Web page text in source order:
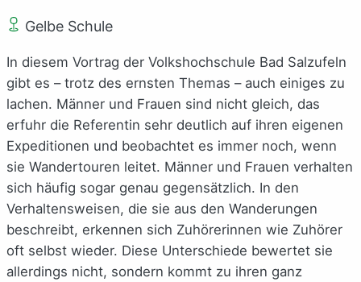
Gelbe Schule
In diesem Vortrag der Volkshochschule Bad Salzufeln
gibt es – trotz des ernsten Themas – auch einiges zu
lachen. Männer und Frauen sind nicht gleich, das
erfuhr die Referentin sehr deutlich auf ihren eigenen
Expeditionen und beobachtet es immer noch, wenn
sie Wandertouren leitet. Männer und Frauen verhalten
sich häufig sogar genau gegensätzlich. In den
Verhaltensweisen, die sie aus den Wanderungen
beschreibt, erkennen sich Zuhörerinnen wie Zuhörer
oft selbst wieder. Diese Unterschiede bewertet sie
allerdings nicht, sondern kommt zu ihren ganz